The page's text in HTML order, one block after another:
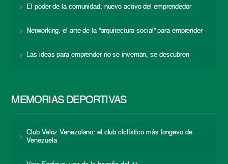
El poder de la comunidad: nuevo activo del emprendedor
Networking: el arte de la “arquitectura social” para emprender
Las ideas para emprender no se inventan, se descubren
MEMORIAS DEPORTIVAS
Club Veloz Venezolano: el club ciclístico más longevo de
Venezuela